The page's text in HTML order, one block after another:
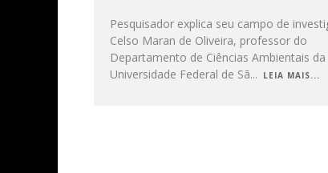
Pesquisador explica seu campo de
Celso Maran de Oliveira, professor do
Departamento de Ciências Ambientais da
Universidade Federal de Sã... LEIA MAIS...